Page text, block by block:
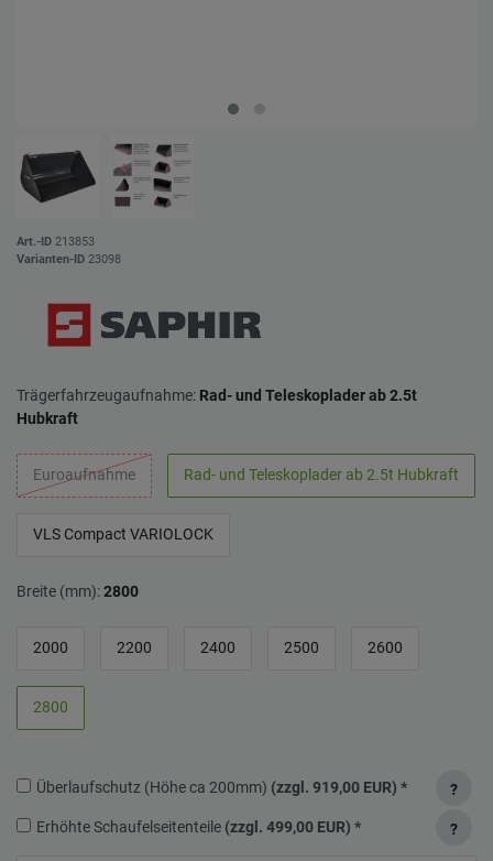
Art.-ID 213853
Varianten-ID 23098
Trägerfahrzeugaufnahme: Rad- und Teleskoplader ab 2.5t
Hubkraft
Euroaufnahme Rad- und Teleskoplader ab 2.5t Hubkraft
VLS Compact VARIOLOCK
Breite (mm):2800
2000 2200 2400 2500 2600
2800
Überlaufschutz (Höhe ca 200mm) (zzgl. 919,00 EUR) * ?
Erhöhte Schaufelseitenteile (zzgl. 499,00 EUR) * ?